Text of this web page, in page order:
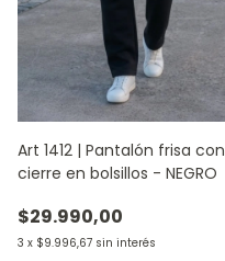
Art 1412 | Pantalón frisa con
cierre en bolsillos - NEGRO
$29.990,00
3 x $9.996,67 sin interés